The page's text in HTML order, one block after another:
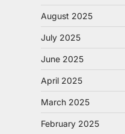
August 2025
July 2025
June 2025
April 2025
March 2025
February 2025